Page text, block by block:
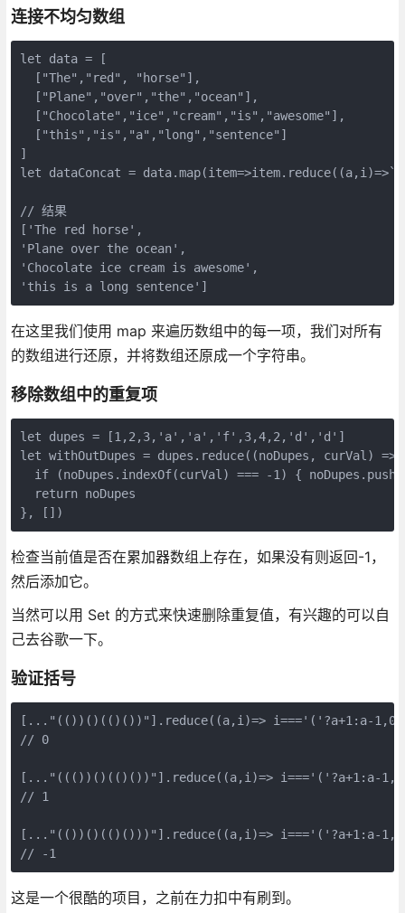
连接不均匀数组
let data = [
  ["The","red", "horse"],
  ["Plane","over","the","ocean"],
  ["Chocolate","ice","cream","is","awesome"],
  ["this","is","a","long","sentence"]
]
let dataConcat =
// 结果
['The red horse',
'Plane over the ocean',
'Chocolate ice cream is awesome',
'this is a long sentence']
在这里我们使用 map 来遍历数组中的每一项，我们对所有
的数组进行还原，并将数组还原成一个字符串。
移除数组中的重复项
let dupes = [1,2,3,'a','a','f',3,4,2,'d','d']
let withOutDupes = dupes.reduce((noDupes, curVal) =>
if (noDupes.indexOf(curVal) === -1) {
  return noDupes
}, [])
检查当前值是否在累加器数组上存在，如果没有则返回-1，
然后添加它。
当然可以用 Set 的方式来快速删除重复值，有兴趣的可以自
己去谷歌一下。
验证括号
[..."(())()(()())"].reduce((a,i)=> i==='('?a+1:a-
// 0
[..."((())()(()())"].reduce((a,i)=> i==='('?a+1:a-
// 1
[..."(())()(()()))"].reduce((a,i)=> i==='('?a+1:a-
// -1
这是一个很酷的项目，之前在力扣中有刷到。